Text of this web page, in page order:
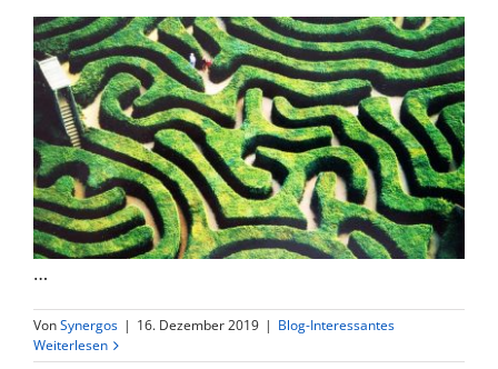
…
VonSynergos | 16. Dezember 2019 | Blog-Interessantes
Weiterlesen